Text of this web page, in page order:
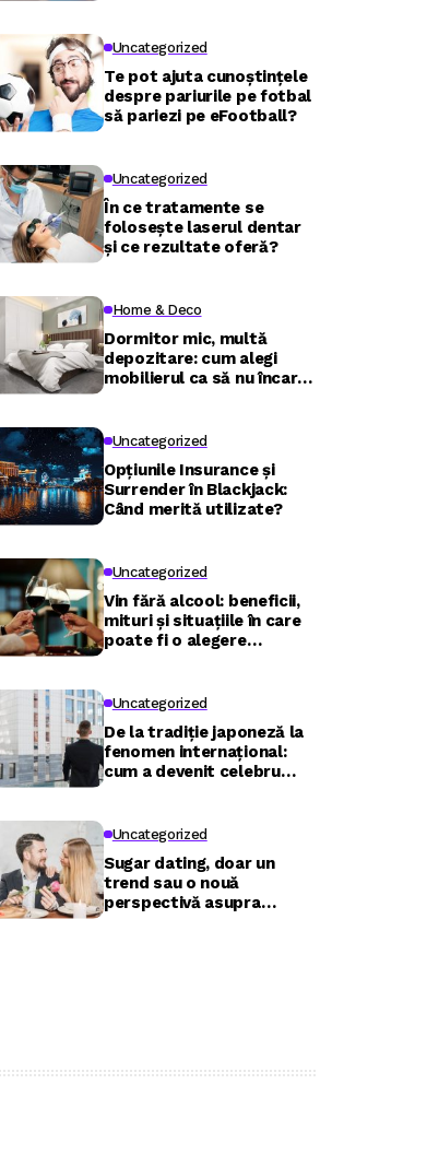
Uncategorized
Te pot ajuta cunoștințele
despre pariurile pe fotbal
să pariezi pe eFootball?
Uncategorized
În ce tratamente se
folosește laserul dentar
și ce rezultate oferă?
Home & Deco
Dormitor mic, multă
depozitare: cum alegi
mobilierul ca să nu încarci
Uncategorized
Opțiunile Insurance și
Surrender în Blackjack:
Când merită utilizate?
Uncategorized
Vin fără alcool: beneficii,
mituri și situațiile în care
poate fi o alegere
Uncategorized
De la tradiție japoneză la
fenomen internațional:
cum a devenit celebru
Uncategorized
Sugar dating, doar un
trend sau o nouă
perspectivă asupra